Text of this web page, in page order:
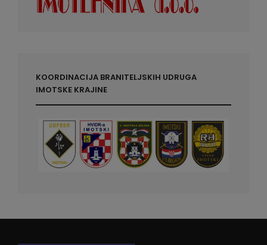
KOORDINACIJA BRANITELJSKIH UDRUGA
IMOTSKE KRAJINE